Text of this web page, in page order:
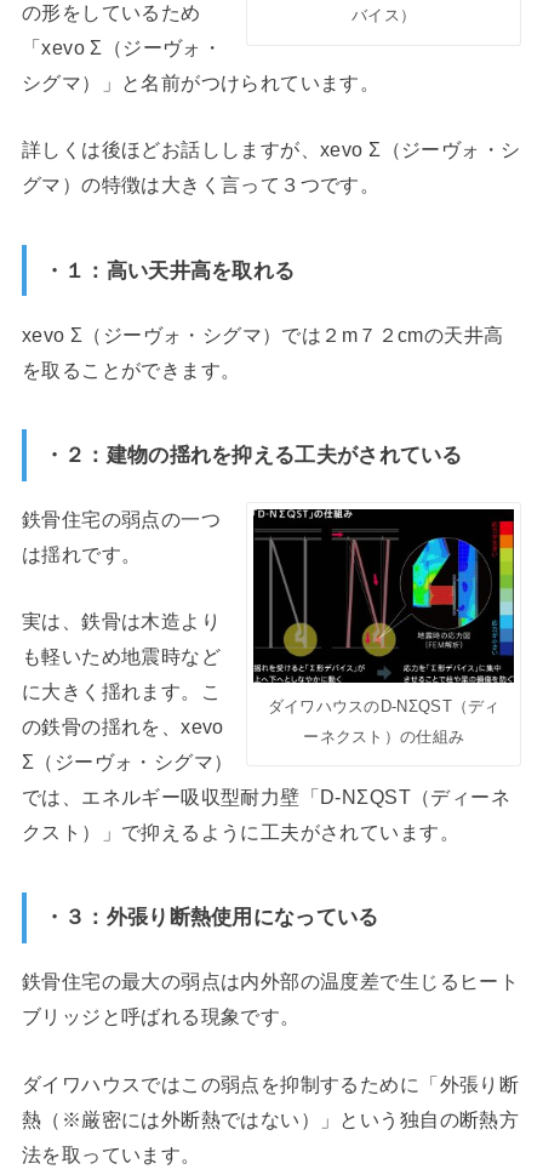
バイス）
の形をしているため
「xevo Σ（ジーヴォ・
シグマ）」と名前がつけられています。
詳しくは後ほどお話ししますが、xevo Σ（ジーヴォ・シ
グマ）の特徴は大きく言って３つです。
・１：高い天井高を取れる
xevo Σ（ジーヴォ・シグマ）では２m７２cmの天井高
を取ることができます。
・２：建物の揺れを抑える工夫がされている
ダイワハウスのD-NΣQST（ディ
ーネクスト）の仕組み
鉄骨住宅の弱点の一つ
は揺れです。
実は、鉄骨は木造より
も軽いため地震時など
に大きく揺れます。こ
の鉄骨の揺れを、xevo
Σ（ジーヴォ・シグマ）
では、エネルギー吸収型耐力壁「D-NΣQST（ディーネ
クスト）」で抑えるように工夫がされています。
・３：外張り断熱使用になっている
鉄骨住宅の最大の弱点は内外部の温度差で生じるヒート
ブリッジと呼ばれる現象です。
ダイワハウスではこの弱点を抑制するために「外張り断
熱（※厳密には外断熱ではない）」という独自の断熱方
法を取っています。